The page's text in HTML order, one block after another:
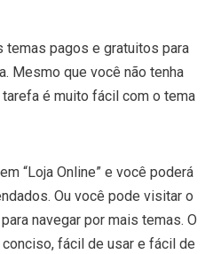
pagos e gratuitos para
Mesmo que você não tenha
é muito fácil com o tema
“Loja Online” e você poderá
Ou você pode visitar o
para navegar por mais temas. O
fácil de usar e fácil de